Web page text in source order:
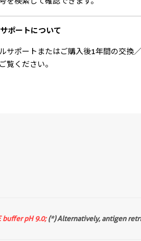
ポートについて
サポートまたはご購入後1年間の交換
覧ください。
buffer pH 9.0;(*) Alternatively, antigen